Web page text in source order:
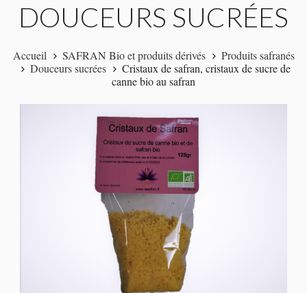
DOUCEURS SUCRÉES
Accueil SAFRAN Bio et produits dérivés
Produits safranés
Douceurs sucrées
Cristaux de safran, cristaux de sucre de
canne bio au safran